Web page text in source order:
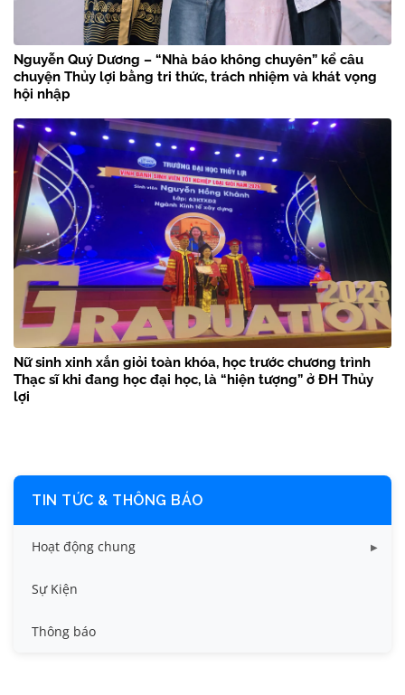
Nguyễn Quý Dương – “Nhà báo không chuyên” kể câu
chuyện Thủy lợi bằng tri thức, trách nhiệm và khát vọng
hội nhập
Nữ sinh xinh xắn giỏi toàn khóa, học trước chương trình
Thạc sĩ khi đang học đại học, là “hiện tượng” ở ĐH Thủy
lợi
TIN TỨC & THÔNG BÁO
Hoạt động chung
Tin công tác sinh viên
Tin đào tạo
Sự Kiện
Thông báo